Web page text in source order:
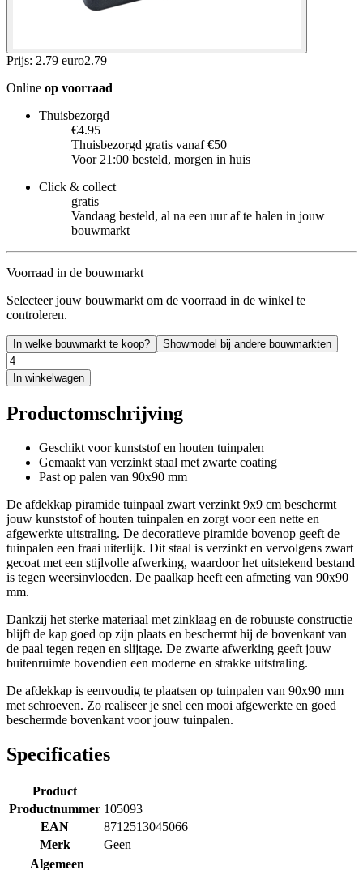
Prijs: 2.79 euro2.79
Online op voorraad
Thuisbezorgd
€4.95
Thuisbezorgd gratis vanaf €50
Voor 21:00 besteld, morgen in huis
Click & collect
gratis
Vandaag besteld, al na een uur af te halen in jouw
bouwmarkt
Voorraad in de bouwmarkt
Selecteer jouw bouwmarkt om de voorraad in de winkel te
controleren.
In welke bouwmarkt te koop? Showmodel bij andere bouwmarkten
In winkelwagen
Productomschrijving
Geschikt voor kunststof en houten tuinpalen
Gemaakt van verzinkt staal met zwarte coating
Past op palen van 90x90 mm
De afdekkap piramide tuinpaal zwart verzinkt 9x9 cm beschermt
jouw kunststof of houten tuinpalen en zorgt voor een nette en
afgewerkte uitstraling. De decoratieve piramide bovenop geeft de
tuinpalen een fraai uiterlijk. Dit staal is verzinkt en vervolgens zwart
gecoat met een stijlvolle afwerking, waardoor het uitstekend bestand
is tegen weersinvloeden. De paalkap heeft een afmeting van 90x90
mm.
Dankzij het sterke materiaal met zinklaag en de robuuste constructie
blijft de kap goed op zijn plaats en beschermt hij de bovenkant van
de paal tegen regen en slijtage. De zwarte afwerking geeft jouw
buitenruimte bovendien een moderne en strakke uitstraling.
De afdekkap is eenvoudig te plaatsen op tuinpalen van 90x90 mm
met schroeven. Zo realiseer je snel een mooi afgewerkte en goed
beschermde bovenkant voor jouw tuinpalen.
Specificaties
Product
Productnummer 105093
EAN
8712513045066
Merk
Geen
Algemeen